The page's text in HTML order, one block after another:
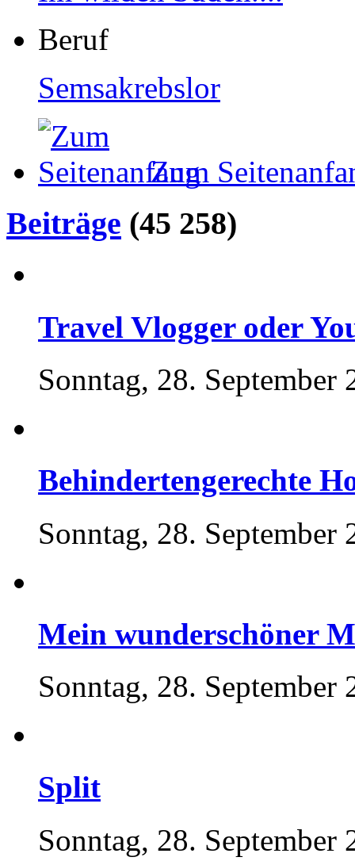
Beruf
Semsakrebslor
Zum
Beiträge (45 258)
Travel Vlogger oder
Sonntag, 28. September
Behindertengerechte
Sonntag, 28. September
Mein wunderschöner
Sonntag, 28. September
Split
Sonntag, 28. September